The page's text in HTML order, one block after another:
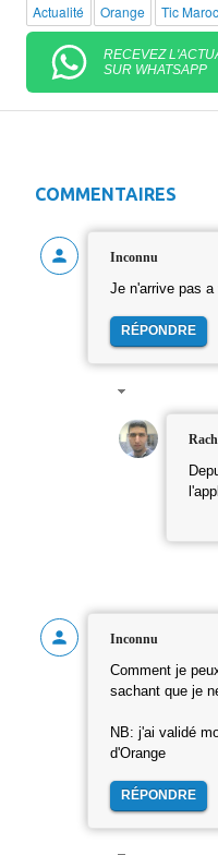
Actualité Orange Tic Maroc
RECEVEZ
SUR WHATSAPP
COMMENTAIRES
Inconnu
Je n'arrive pas a
RÉPONDRE
Inconnu
Comment je
sachant que je
NB: j'ai validé
d'Orange
RÉPONDRE